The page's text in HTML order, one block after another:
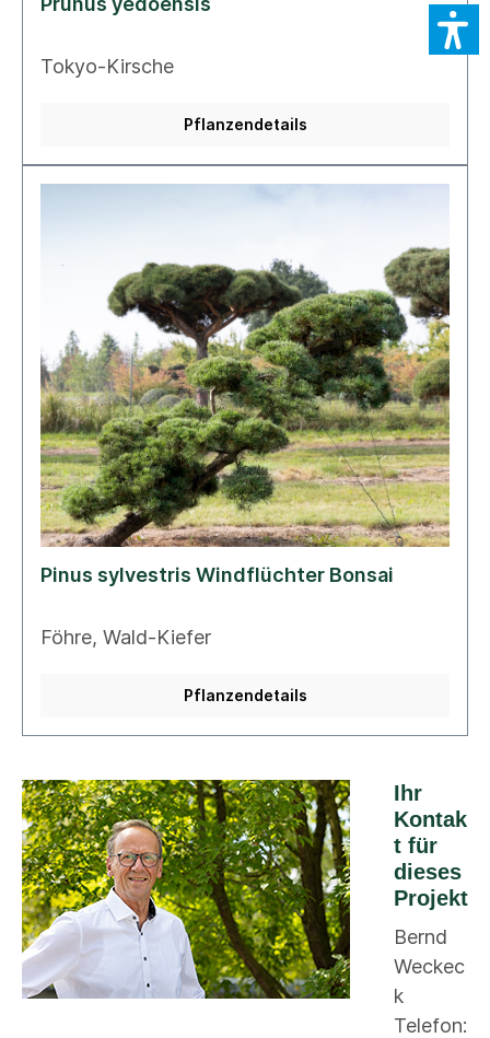
Tokyo-Kirsche
Pflanzendetails
Pinus sylvestris Windflüchter Bonsai
Föhre, Wald-Kiefer
Pflanzendetails
Ihr
Kontak
t für
dieses
Projekt
Bernd
Weckec
k
Telefon: